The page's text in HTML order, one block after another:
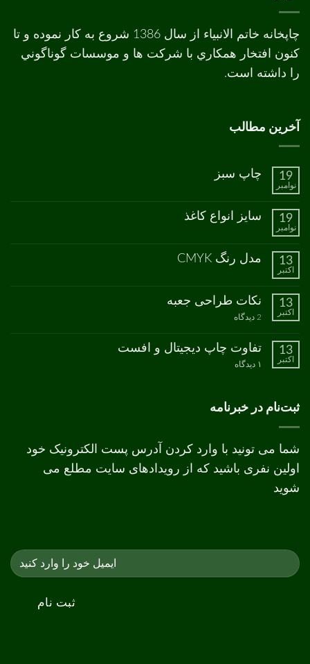
چاپخانه خاتم الانبیاء از سال 1386 شروع به کار نموده و تا
کنون افتخار همکاري با شرکت ها و موسسات گوناگوني
را داشته است.
آخرین مطالب
19
نوامبر
چاپ سبز
چاپ
ثبت
نشده
19
نوامبر
سایز انواع کاغذ
سایز
نشده
13
اکتبر
مدل رنگ CMYK
مدل
CMYK
ثبت
نشده
13
اکتبر
نکات طراحی جعبه
2 دیدگاه
برای
جعبه
13
اکتبر
تفاوت چاپ دیجیتال و افست
۱ دیدگاه
برای
افست
ثبت‌نام در خبرنامه
شما می تونید با وارد کردن آدرس پست الکترونیک خود
اولین نفری باشید که از رویدادهای سایت مطلع می
شوید